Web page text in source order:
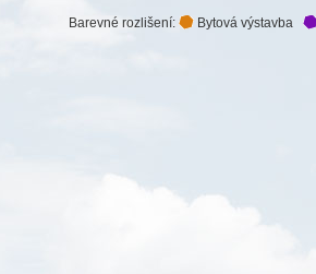
Barevné rozlišení: Bytová výstavba